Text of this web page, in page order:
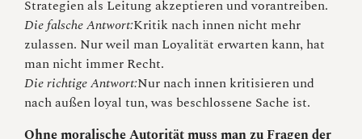
Strategien als Leitung akzeptieren und vorantreiben.
Die falsche Antwort:Kritik nach innen nicht mehr
zulassen. Nur weil man Loyalität erwarten kann, hat
man nicht immer Recht.
Die richtige Antwort:Nur nach innen kritisieren und
nach außen loyal tun, was beschlossene Sache ist.
Ohne moralische Autorität muss man zu Fragen der